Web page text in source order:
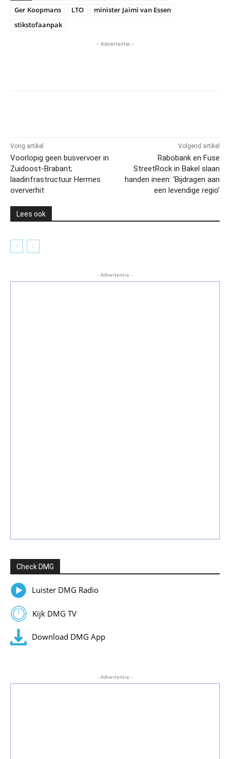
Ger Koopmans
LTO
minister Jaimi van Essen
stikstofaanpak
- Advertentie -
Vorig artikel
Voorlopig geen busvervoer in
Zuidoost-Brabant;
laadinfrastructuur Hermes
oververhit
Volgend artikel
Rabobank en Fuse
StreetRock in Bakel slaan
handen ineen: ‘Bijdragen aan
een levendige regio’
Lees ook
- Advertentie -
Check DMG
Luister DMG Radio
Kijk DMG TV
Download DMG App
- Advertentie -